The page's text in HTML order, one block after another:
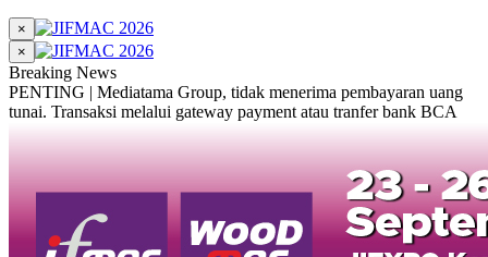
×
×
Breaking News
PENTING | Mediatama Group, tidak menerima pembayaran uang
tunai. Transaksi melalui gateway payment atau tranfer bank BCA